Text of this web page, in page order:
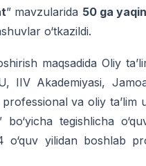
” mavzularida 50 ga yaqin
o‘tkazildi.
maqsadida Oliy
IIV Akademiyasi,
va oliy ta’lim
bo‘yicha tegishlicha
o‘quv yilidan boshlab